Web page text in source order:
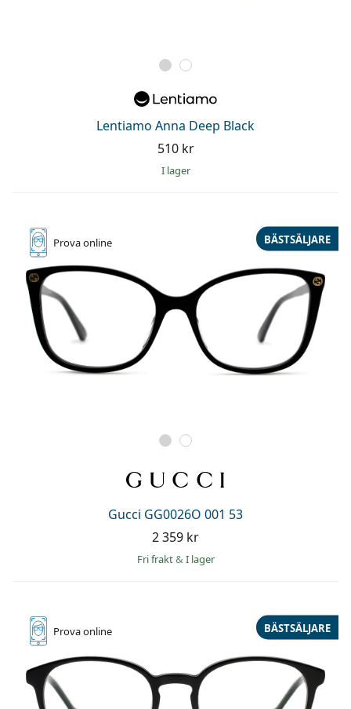
Lentiamo Anna Deep Black
510 kr
I lager
Prova online
Gucci GG0026O 001 53
BÄSTSÄLJARE
2 359 kr
Fri frakt& I lager
Prova online BÄSTSÄLJARE